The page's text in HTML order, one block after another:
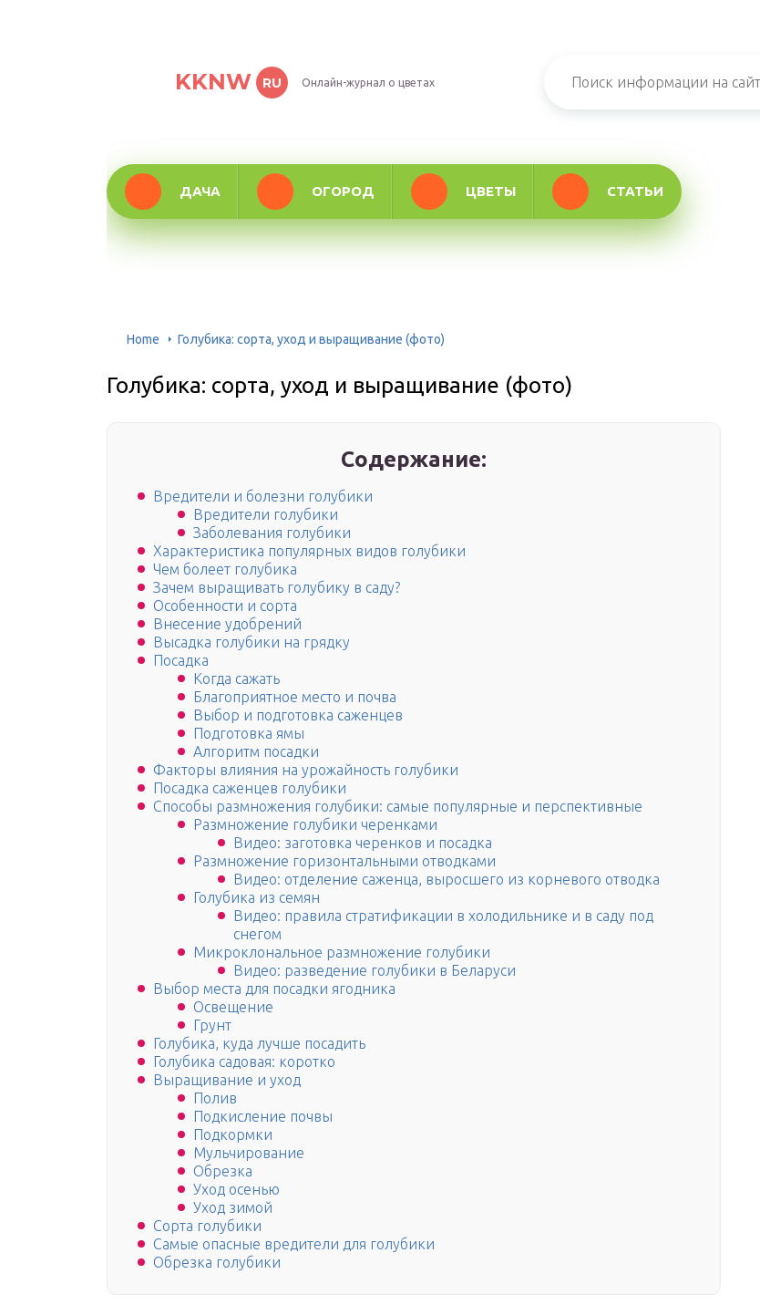
KKNW RU Онлайн-журнал о цветах
ДАЧА ОГОРОД ЦВЕТЫ СТАТЬИ
Home Голубика: сорта, уход и выращивание (фото)
Голубика: сорта, уход и выращивание (фото)
Содержание:
Вредители и болезни голубики
Вредители голубики
Заболевания голубики
Характеристика популярных видов голубики
Чем болеет голубика
Зачем выращивать голубику в саду?
Особенности и сорта
Внесение удобрений
Высадка голубики на грядку
Посадка
Когда сажать
Благоприятное место и почва
Выбор и подготовка саженцев
Подготовка ямы
Алгоритм посадки
Факторы влияния на урожайность голубики
Посадка саженцев голубики
Способы размножения голубики: самые популярные и перспективные
Размножение голубики черенками
Видео: заготовка черенков и посадка
Размножение горизонтальными отводками
Видео: отделение саженца, выросшего из корневого отводка
Голубика из семян
Видео: правила стратификации в холодильнике и в саду под
снегом
Микроклональное размножение голубики
Видео: разведение голубики в Беларуси
Выбор места для посадки ягодника
Освещение
Грунт
Голубика, куда лучше посадить
Голубика садовая: коротко
Выращивание и уход
Полив
Подкисление почвы
Подкормки
Мульчирование
Обрезка
Уход осенью
Уход зимой
Сорта голубики
Самые опасные вредители для голубики
Обрезка голубики